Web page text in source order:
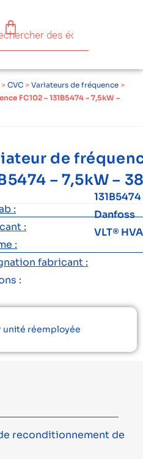
> CVC > Variateurs de fréquence >
FC102 – 131B5474 – 7,5kW –
de
– 7,5kW –
:
131B5474
:
Danfoss
:
VLT®
fabricant :
:
unité réemployée
reconditionnement de